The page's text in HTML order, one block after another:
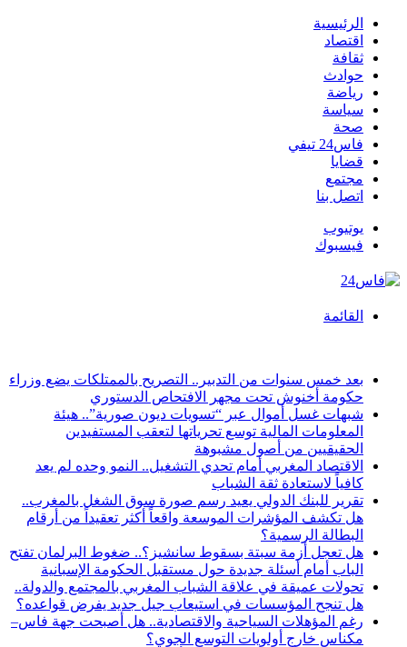
الرئيسية
اقتصاد
ثقافة
حوادث
رياضة
سياسة
صحة
فاس24 تيفي
قضايا
مجتمع
اتصل بنا
يوتيوب
فيسبوك
القائمة
بعد خمس سنوات من التدبير.. التصريح بالممتلكات يضع وزراء
حكومة أخنوش تحت مجهر الافتحاص الدستوري
شبهات غسل أموال عبر “تسويات ديون صورية”.. هيئة
المعلومات المالية توسع تحرياتها لتعقب المستفيدين
الحقيقيين من أصول مشبوهة
الاقتصاد المغربي أمام تحدي التشغيل.. النمو وحده لم يعد
كافياً لاستعادة ثقة الشباب
تقرير للبنك الدولي يعيد رسم صورة سوق الشغل بالمغرب..
هل تكشف المؤشرات الموسعة واقعاً أكثر تعقيداً من أرقام
البطالة الرسمية؟
هل تعجل أزمة سبتة بسقوط سانشيز؟.. ضغوط البرلمان تفتح
الباب أمام أسئلة جديدة حول مستقبل الحكومة الإسبانية
تحولات عميقة في علاقة الشباب المغربي بالمجتمع والدولة..
هل تنجح المؤسسات في استيعاب جيل جديد يفرض قواعده؟
رغم المؤهلات السياحية والاقتصادية.. هل أصبحت جهة فاس–
مكناس خارج أولويات التوسع الجوي؟